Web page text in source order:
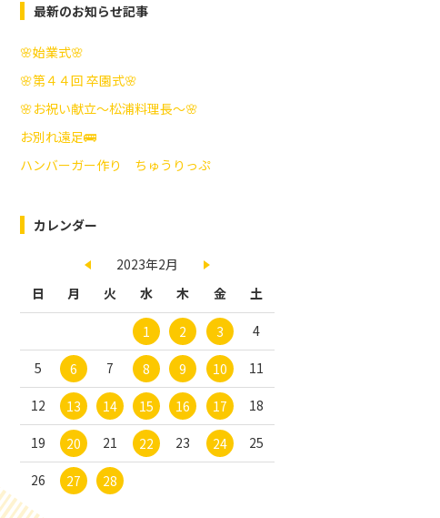
最新のお知らせ記事
🌸始業式🌸
🌸第４４回 卒園式🌸
🌸お祝い献立～松浦料理長～🌸
お別れ遠足🚌
ハンバーガー作り ちゅうりっぷ
カレンダー
2023年2月
日
月 火 水 木 金 土
1 2 3 4
5 6 7 8 9 10 11
12 13 14 15 16 17 18
19 20 21 22 23 24 25
26 27 28